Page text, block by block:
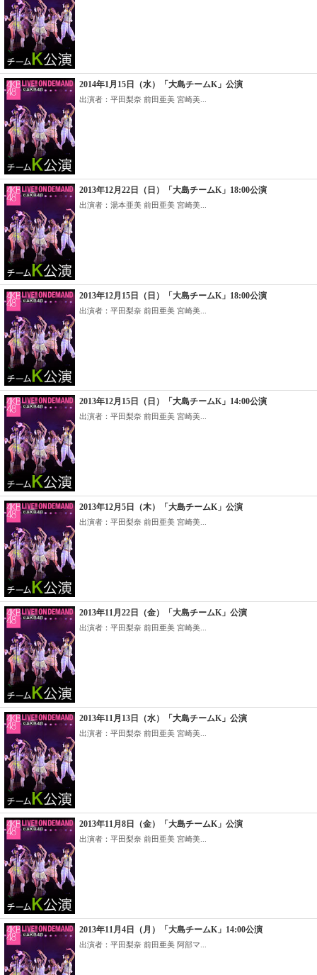
2014年1月15日（水）「大島チームK」公演
出演者：平田梨奈 前田亜美 宮崎美...
2013年12月22日（日）「大島チームK」18:00公演
出演者：湯本亜美 前田亜美 宮崎美...
2013年12月15日（日）「大島チームK」18:00公演
出演者：平田梨奈 前田亜美 宮崎美...
2013年12月15日（日）「大島チームK」14:00公演
出演者：平田梨奈 前田亜美 宮崎美...
2013年12月5日（木）「大島チームK」公演
出演者：平田梨奈 前田亜美 宮崎美...
2013年11月22日（金）「大島チームK」公演
出演者：平田梨奈 前田亜美 宮崎美...
2013年11月13日（水）「大島チームK」公演
出演者：平田梨奈 前田亜美 宮崎美...
2013年11月8日（金）「大島チームK」公演
出演者：平田梨奈 前田亜美 宮崎美...
2013年11月4日（月）「大島チームK」14:00公演
出演者：平田梨奈 前田亜美 阿部マ...